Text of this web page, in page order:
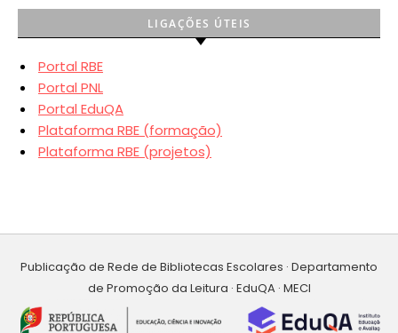
LIGAÇÕES ÚTEIS
Portal RBE
Portal PNL
Portal EduQA
Plataforma RBE (formação)
Plataforma RBE (projetos)
Publicação de Rede de Bibliotecas Escolares · Departamento
de Promoção da Leitura · EduQA · MECI